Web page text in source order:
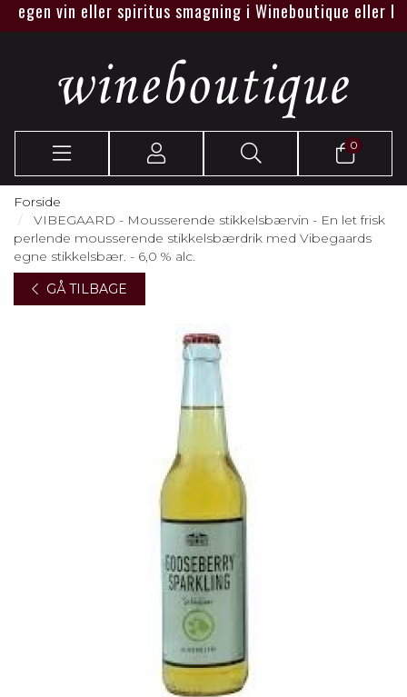
vin eller spiritus smagning i Wineboutique eller hos jer.
0
Forside
VIBEGAARD - Mousserende stikkelsbærvin - En let frisk
perlende mousserende stikkelsbærdrik med Vibegaards
egne stikkelsbær. - 6,0 % alc.
GÅ TILBAGE